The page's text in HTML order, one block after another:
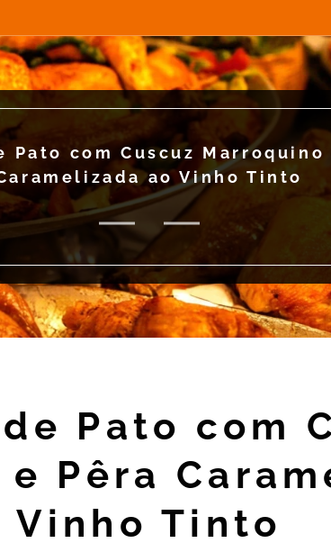
Pato com Cuscuz Marroquino
ao Vinho Tinto
Pato com
Pêra
Vinho Tinto